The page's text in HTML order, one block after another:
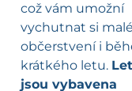
což vám umožní
vychutnat si malé
občerstvení i
krátkého letu.
jsou vybavena